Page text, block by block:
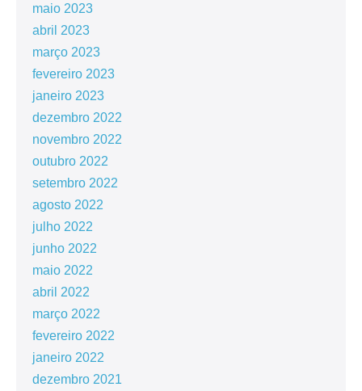
maio 2023
abril 2023
março 2023
fevereiro 2023
janeiro 2023
dezembro 2022
novembro 2022
outubro 2022
setembro 2022
agosto 2022
julho 2022
junho 2022
maio 2022
abril 2022
março 2022
fevereiro 2022
janeiro 2022
dezembro 2021